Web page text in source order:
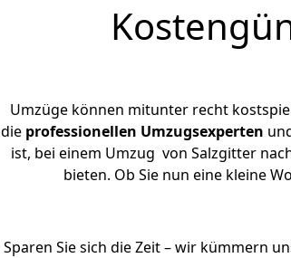
Umzüge können mitunter recht
die professionellen Umzugsexperten
ist, bei einem Umzug von Salzgitter
bieten. Ob Sie nun eine kleine
Sparen Sie sich die Zeit – wir kümmern